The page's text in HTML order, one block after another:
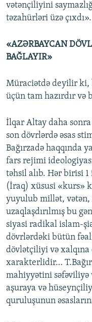
vətənçiliyini
təzahürləri üzə çıxdı».
«AZƏRBAYCAN
BAĞLAYIR»
Müraciətdə deyilir ki,
üçün tam hazırdır və
İlqar Altay daha sonra
son dövrlərdə əsas
Bağırzadə haqqında
fars rejimi
təhsil alıb. Hər birisi
(İraq) xüsusi «kurs»
yuyulub millət, vətən,
uzaqlaşdırılmış bu
siyasi radikal islam-
dövrlərdəki bütün
dövlətçiliyi və
xarakterlidir…
mahiyyətini səfəviliyə
aşuraya və
quruluşunun